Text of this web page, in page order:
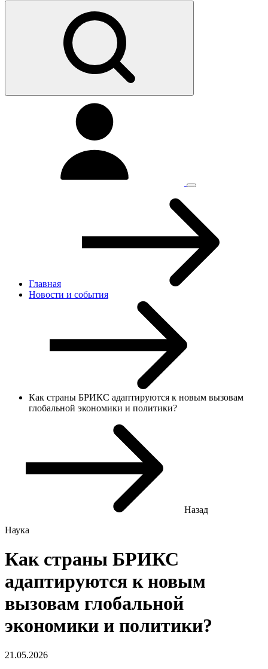
Главная
Новости и cобытия
Как страны БРИКС адаптируются к новым вызовам
глобальной экономики и политики?
Назад
Наука
Как страны БРИКС
адаптируются к новым
вызовам глобальной
экономики и политики?
21.05.2026